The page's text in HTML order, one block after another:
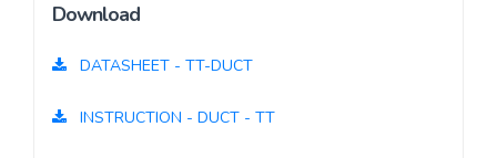
Download
DATASHEET - TT-DUCT
INSTRUCTION - DUCT - TT